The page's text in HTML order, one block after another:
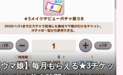
マ娘】毎月もらえる★3チケッ